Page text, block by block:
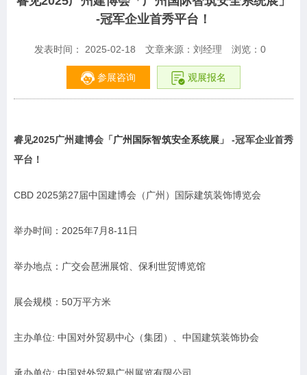
-冠军企业首秀平台！
发表时间： 2025-02-18 文章来源：刘经理 浏览： 0
参展咨询 观展报名
睿见2025广州建博会「广州国际智筑安全系统展 」 -冠军企业首秀
平台！
CBD 2025第27届中国建博会（广州）国际建筑装饰博览会
举办时间：2025年7月8-11日
举办地点：广交会琶洲展馆、保利世贸博览馆
展会规模：50万平方米
主办单位: 中国对外贸易中心（集团）、中国建筑装饰协会